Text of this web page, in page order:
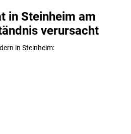
in Steinheim am
verursacht
in Steinheim: